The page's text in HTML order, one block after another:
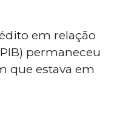
em relação
permaneceu
que estava em